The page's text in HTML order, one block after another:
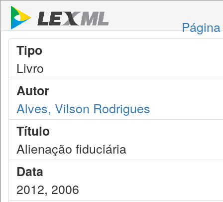
Tipo
Livro
Autor
Alves, Vilson Rodrigues
Título
Alienação fiduciária
Data
2012, 2006